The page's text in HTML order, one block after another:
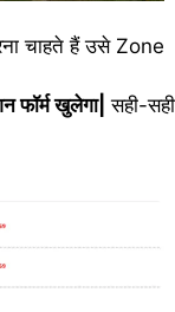
चाहते हैं उसे Zone
फॉर्म खुलेगा| सही-सही